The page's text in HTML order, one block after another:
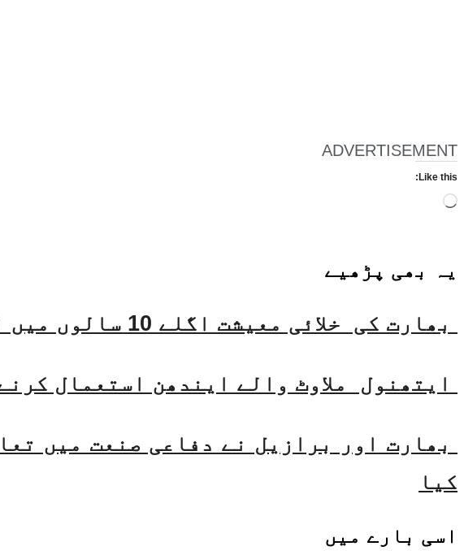
ADVERTISEMENT
Like this:
Loading…
یہ بھی پڑھیے
بھارت کی خلائی معیشت اگلے 10 سالوں میں 45 بلین ڈالر تک بڑھنے کی توقع ہے۔ جتیندر سنگھ
ایتھنول ملاوٹ والے ایندھن استعمال
بھارت اور برازیل نے دفاعی صنعت میں
کیا
اسی بارے میں